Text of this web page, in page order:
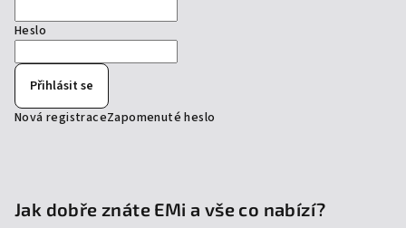
Heslo
Přihlásit se
Nová registraceZapomenuté heslo
Jak dobře znáte EMi a vše co nabízí?